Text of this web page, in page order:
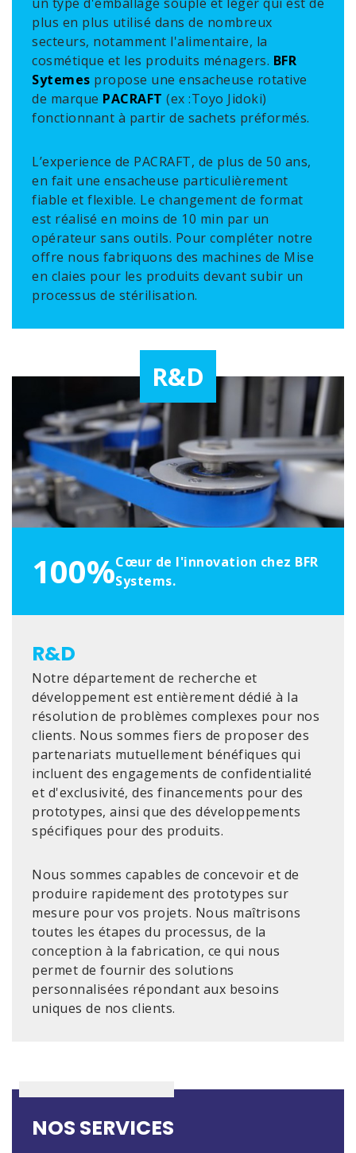
plus en plus utilisé dans de nombreux
secteurs, notamment l'alimentaire, la
cosmétique et les produits ménagers. BFR
Sytemes propose une ensacheuse rotative
de marque PACRAFT (ex :Toyo Jidoki)
fonctionnant à partir de sachets préformés.
L’experience de PACRAFT, de plus de 50 ans,
en fait une ensacheuse particulièrement
fiable et flexible. Le changement de format
est réalisé en moins de 10 min par un
opérateur sans outils. Pour compléter notre
offre nous fabriquons des machines de Mise
en claies pour les produits devant subir un
processus de stérilisation.
R&D
100%Cœur de l'innovation chez BFR
Systems.
R&D
Notre département de recherche et
développement est entièrement dédié à la
résolution de problèmes complexes pour nos
clients. Nous sommes fiers de proposer des
partenariats mutuellement bénéfiques qui
incluent des engagements de confidentialité
et d'exclusivité, des financements pour des
prototypes, ainsi que des développements
spécifiques pour des produits.
Nous sommes capables de concevoir et de
produire rapidement des prototypes sur
mesure pour vos projets. Nous maîtrisons
toutes les étapes du processus, de la
conception à la fabrication, ce qui nous
permet de fournir des solutions
personnalisées répondant aux besoins
uniques de nos clients.
NOS SERVICES